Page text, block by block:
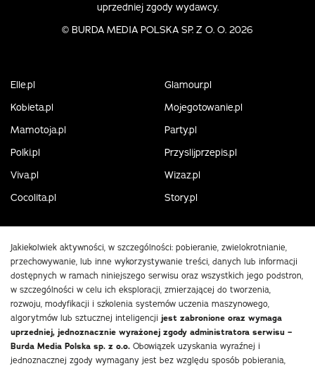
uprzedniej zgody wydawcy.
© BURDA MEDIA POLSKA SP. Z O. O. 2026
Elle.pl
Glamour.pl
Kobieta.pl
Mojegotowanie.pl
Mamotoja.pl
Party.pl
Polki.pl
Przyslijprzepis.pl
Viva.pl
Wizaz.pl
Cocolita.pl
Story.pl
Jakiekolwiek aktywności, w szczególności: pobieranie, zwielokrotnianie,
przechowywanie, lub inne wykorzystywanie treści, danych lub informacji
dostępnych w ramach niniejszego serwisu oraz wszystkich jego podstron,
w szczególności w celu ich eksploracji, zmierzającej do tworzenia,
rozwoju, modyfikacji i szkolenia systemów uczenia maszynowego,
algorytmów lub sztucznej inteligencji jest zabronione oraz wymaga
uprzedniej, jednoznacznie wyrażonej zgody administratora serwisu –
Burda Media Polska sp. z o.o. Obowiązek uzyskania wyraźnej i
jednoznacznej zgody wymagany jest bez względu sposób pobierania,